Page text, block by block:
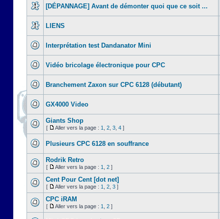
[DÉPANNAGE] Avant de démonter quoi que ce soit ...
LIENS
Interprétation test Dandanator Mini
Vidéo bricolage électronique pour CPC
Branchement Zaxon sur CPC 6128 (débutant)
GX4000 Video
Giants Shop
[ Aller vers la page : 1 2 3 4 ]
Plusieurs CPC 6128 en souffrance
Rodrik Retro
[ Aller vers la page : 1 2 ]
Cent Pour Cent [dot net]
[ Aller vers la page : 1 2 3 ]
CPC iRAM
[ Aller vers la page : 1 2 ]